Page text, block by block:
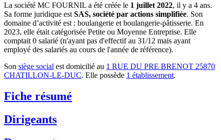
La société MC FOURNIL a été créée le 1 juillet 2022, il y a 4 ans.
Sa forme juridique est SAS, société par actions simplifiée. Son
domaine d’activité est : boulangerie et boulangerie-pâtisserie. En
2023, elle était catégorisée Petite ou Moyenne Entreprise. Elle
comptait 0 salarié (n'ayant pas d'effectif au 31/12 mais ayant
employé des salariés au cours de l'année de référence).
Son siège social est domicilié au 1 RUE DU PRE BRENOT 25870
CHATILLON-LE-DUC. Elle possède 1 établissement.
Fiche résumé
Dirigeants